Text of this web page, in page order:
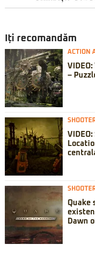
Iți recomandăm
ACTION
–
VIDEO:
Quake
Dawn